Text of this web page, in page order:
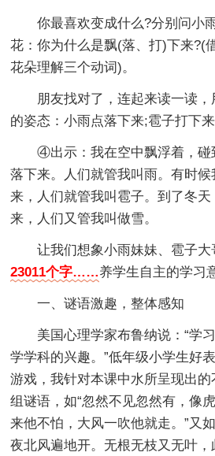
你最喜欢变成什么?分别问小
花：你为什么是飘(落、打)下来?(
花朵理解三个动词)。
朋友找对了，连起来读一读
的姿态：小雨点落下来;雹子打下来
④出示：我在空中飘浮着，碰
落下来。人们就管我叫雨。有时
来，人们就管我叫雹子。到了冬
来，人们又管我叫做雪。
让我们想象小雨妹妹、雹子大
23011个字……养学生自主的学习
一、谜语激趣，整体感知
美国心理学家布鲁纳说：“学
学学科的兴趣。”低年级小学生好
游戏，我针对本课中水所呈现出
组谜语，如“忽然不见忽然有，像
来他不怕，大风一吹他就走。”又
夜北风遍地开。无根无枝又无叶，